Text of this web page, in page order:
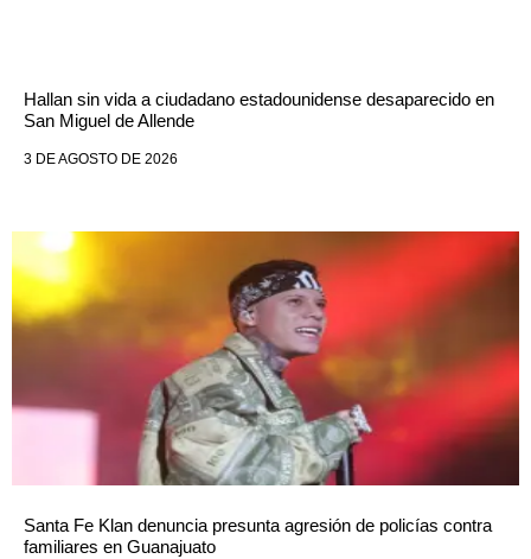
Hallan sin vida a ciudadano estadounidense desaparecido en
San Miguel de Allende
3 DE AGOSTO DE 2026
Santa Fe Klan denuncia presunta agresión de policías contra
familiares en Guanajuato